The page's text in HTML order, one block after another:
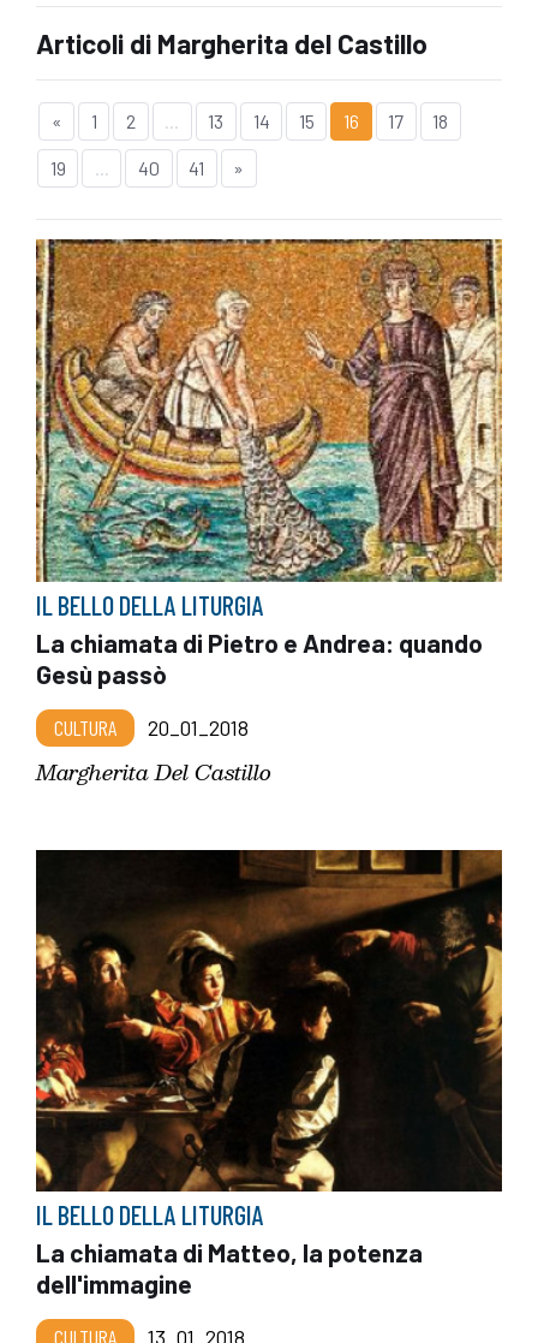
Articoli di Margherita del Castillo
« 1 2 13 14 15 16 17 18
19 ... 40 41 »
IL BELLO DELLA LITURGIA
La chiamata di Pietro e Andrea: quando
Gesù passò
CULTURA 20_01_2018
Margherita Del Castillo
IL BELLO DELLA LITURGIA
La chiamata di Matteo, la potenza
dell'immagine
CULTURA 13_01_2018